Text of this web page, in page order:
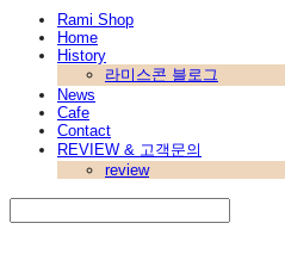
Rami Shop
Home
History
라미스콘 블로그
News
Cafe
Contact
REVIEW & 고객문의
review